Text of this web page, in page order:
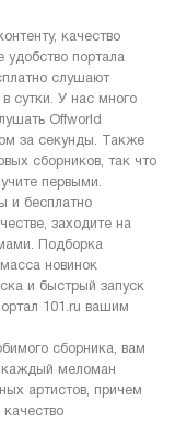
качество
удобство портала
слушают
сутки. У нас много
Offworld
за секунды. Также
сборников, так что
первыми.
и бесплатно
заходите на
Подборка
новинок
и быстрый запуск
101.ru вашим
сборника, вам
каждый меломан
артистов, причем